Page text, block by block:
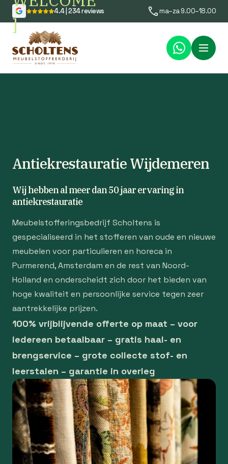
]
4.4 | 234 reviews ma–za 9.00–18.00
Menu
Antiekrestauratie Wijdemeren
Wij hebben al meer dan 50 jaar ervaring in
antiekrestauratie
Meubelstofferingsbedrijf Scholtens is
gespecialiseerd in het stofferen van oude en nieuwe
meubelen voor particulieren en horeca in
Purmerend, Amsterdam en de rest van Noord-
Holland en onderscheidt zich door het bieden van
hoge kwaliteit en persoonlijke service tegen zeer
aantrekkelijke prijzen.
100% vrijblijvende offerte op maat – voor
iedereen betaalbaar – gratis haal- en
brengservice – grote collecte stof- en
leerstalen – garantie in overleg